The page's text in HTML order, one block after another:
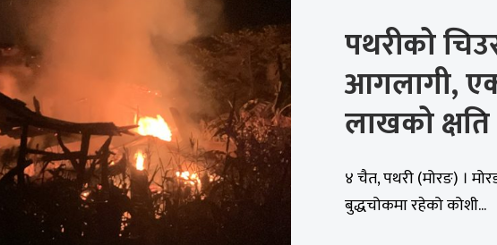
पथरीको
आगलागी,
लाखको क्षति
४ चैत, पथरी (मोरङ) ।
बुद्धचोकमा रहेको कोशी...